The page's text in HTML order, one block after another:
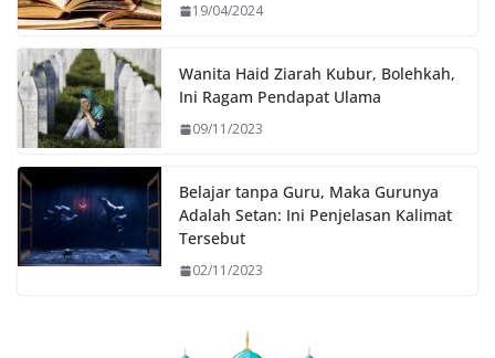
19/04/2024
Wanita Haid Ziarah Kubur, Bolehkah,
Ini Ragam Pendapat Ulama
09/11/2023
Belajar tanpa Guru, Maka Gurunya
Adalah Setan: Ini Penjelasan Kalimat
Tersebut
02/11/2023